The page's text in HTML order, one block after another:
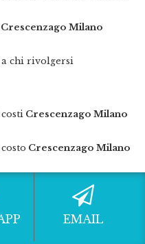
Crescenzago Milano
chi rivolgersi
Crescenzago Milano
Crescenzago Milano
EMAIL